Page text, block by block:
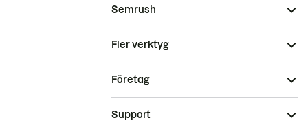
Semrush
Fler verktyg
Företag
Support